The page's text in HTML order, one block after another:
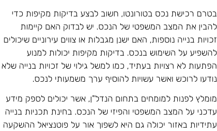
רכישת נכס בטורונטו, חשוב לבצע בדיקות מקיפות כדי
את המצב המשפטי של הנכס. יש לבדוק האם קיימות
בנייה נוספות, האם ישנן מגבלות או צווים עירוניים שיכולים
על השימוש בנכס. בדיקות מקיפות יכולות למנוע
לא רצויות בעתיד, כמו למשל גילוי של זכויות בנייה שלא
לרוכש ואשר עשויות להוסיף ערך משמעותי לנכס.
לפנות למומחים בתחום הנדל"ן, אשר יכולים לספק מידע
על המצב המשפטי והפיזי של הנכס. בחינת תכניות בנייה
באזור יכולה גם היא לשפוך אור על פוטנציאל ההשקעה